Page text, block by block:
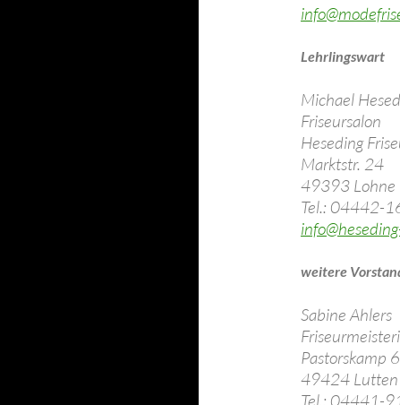
Lehrlingswart
Michael
Friseursalon
Heseding
Marktstr. 24
49393 Lohne
Tel.: 04442-
weitere
Sabine Ahlers
Pastorskamp 6
49424 Lutten
Tel.: 04441-